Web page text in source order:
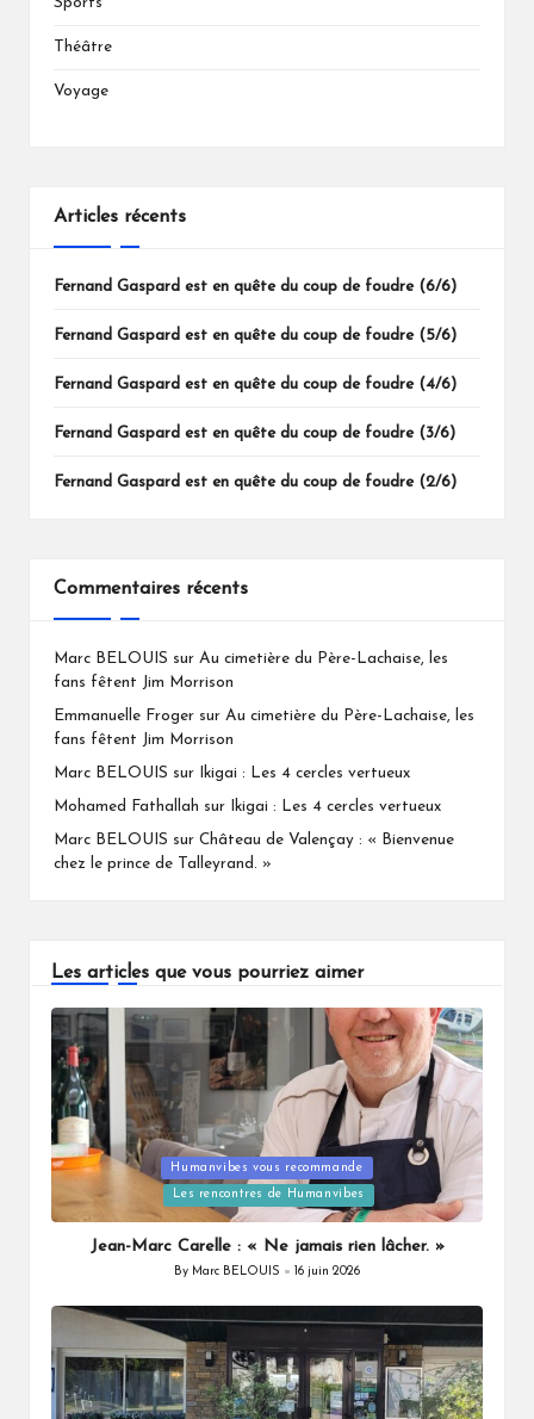
Théâtre
Voyage
Articles récents
Fernand Gaspard est en quête du coup de foudre (6/6)
Fernand Gaspard est en quête du coup de foudre (5/6)
Fernand Gaspard est en quête du coup de foudre (4/6)
Fernand Gaspard est en quête du coup de foudre (3/6)
Fernand Gaspard est en quête du coup de foudre (2/6)
Commentaires récents
Marc BELOUIS sur Au cimetière du Père-Lachaise, les
fans fêtent Jim Morrison
Emmanuelle Froger sur Au cimetière du Père-Lachaise, les
fans fêtent Jim Morrison
Marc BELOUIS sur Ikigai : Les 4 cercles vertueux
Mohamed Fathallah sur Ikigai : Les 4 cercles vertueux
Marc BELOUIS sur Château de Valençay : « Bienvenue
chez le prince de Talleyrand. »
Les articles que vous pourriez aimer
Posted
Humanvibes vous recommande
Les rencontres de Humanvibes
Jean-Marc Carelle : « Ne jamais rien lâcher. »
Posted
By Marc BELOUIS 16 juin 2026